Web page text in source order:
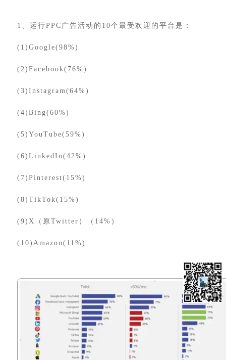
1、运行PPC广告活动的10个最受欢迎的平台是：
(1)Google(98%)
(2)Facebook(76%)
(3)Instagram(64%)
(4)Bing(60%)
(5)YouTube(59%)
(6)LinkedIn(42%)
(7)Pinterest(15%)
(8)TikTok(15%)
(9)X（原Twitter）（14%）
(10)Amazon(11%)